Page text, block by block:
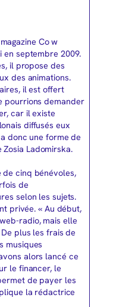
Co w
en septembre 2009.
il propose des
des animations.
il est offert
pourrions demander
car il existe
diffusés eux
donc une forme de
Ladomirska.
de cinq bénévoles,
de
selon les sujets.
privée. « Au début,
radio, mais elle
plus les frais de
musiques
alors lancé ce
le financer, le
de payer les
la rédactrice